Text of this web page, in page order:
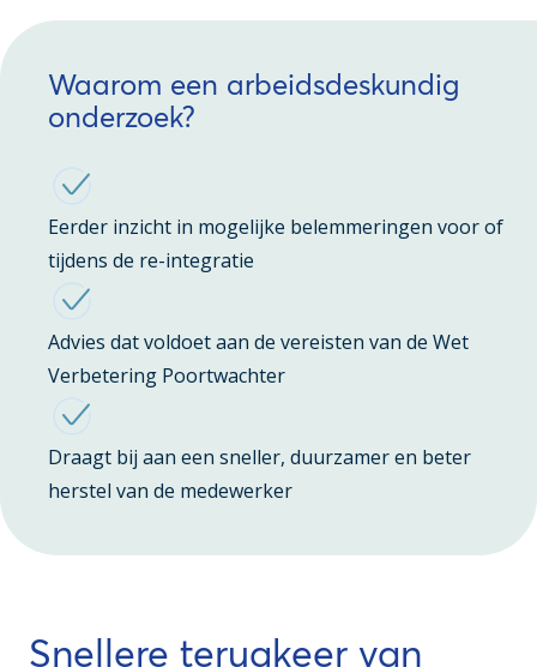
Waarom een arbeidsdeskundig
onderzoek?
Eerder inzicht in mogelijke belemmeringen voor of
tijdens de re-integratie
Advies dat voldoet aan de vereisten van de Wet
Verbetering Poortwachter
Draagt bij aan een sneller, duurzamer en beter
herstel van de medewerker
Snellere terugkeer van